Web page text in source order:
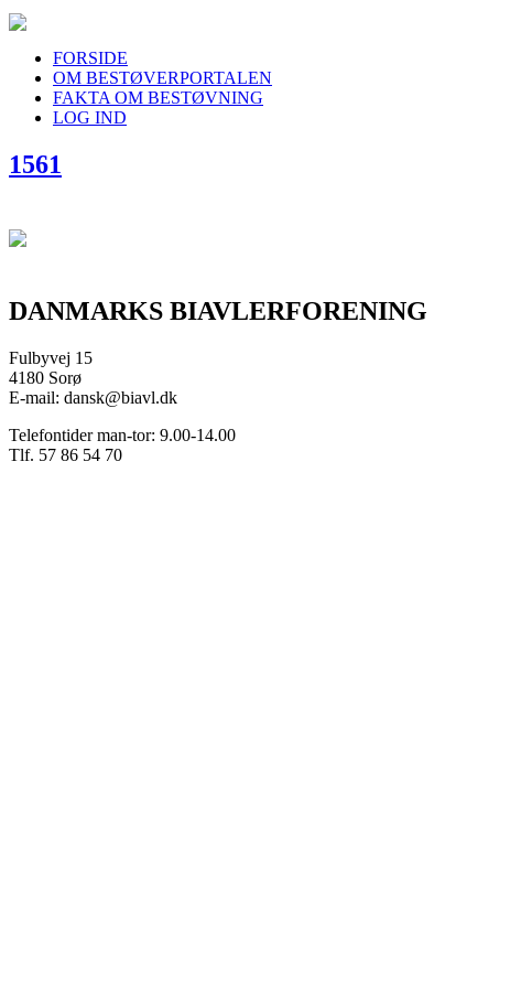
FORSIDE
OM BESTØVERPORTALEN
FAKTA OM BESTØVNING
LOG IND
1561
DANMARKS BIAVLERFORENING
Fulbyvej 15
4180 Sorø
E-mail: dansk@biavl.dk
Telefontider man-tor: 9.00-14.00
Tlf. 57 86 54 70